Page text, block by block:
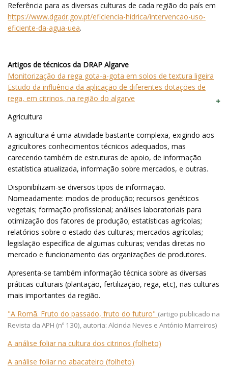
Referência para as diversas culturas de cada região do país em
https://www.dgadr.gov.pt/eficiencia-hidrica/intervencao-uso-
eficiente-da-agua-uea.
Artigos de técnicos da DRAP Algarve
Monitorização da rega gota-a-gota em solos de textura ligeira
Estudo da influência da aplicação de diferentes dotações de
rega, em citrinos, na região do algarve
Agricultura
A agricultura é uma atividade bastante complexa, exigindo aos
agricultores conhecimentos técnicos adequados, mas
carecendo também de estruturas de apoio, de informação
estatística atualizada, informação sobre mercados, e outras.
Disponibilizam-se diversos tipos de informação.
Nomeadamente: modos de produção; recursos genéticos
vegetais; formação profissional; análises laboratoriais para
otimização dos fatores de produção; estatísticas agrícolas;
relatórios sobre o estado das culturas; mercados agrícolas;
legislação específica de algumas culturas; vendas diretas no
mercado e funcionamento das organizações de produtores.
Apresenta-se também informação técnica sobre as diversas
práticas culturais (plantação, fertilização, rega, etc), nas culturas
mais importantes da região.
"A Romã. Fruto do passado, fruto do futuro" (artigo publicado na
Revista da APH (nº 130), autoria: Alcinda Neves e António Marreiros)
A análise foliar na cultura dos citrinos (folheto)
A análise foliar no abacateiro (folheto)